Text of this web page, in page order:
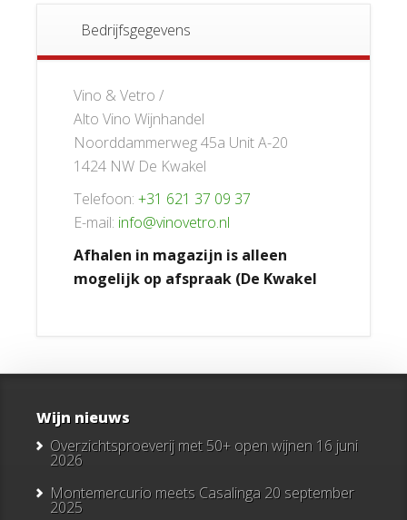
Bedrijfsgegevens
Vino & Vetro /
Alto Vino Wijnhandel
Noorddammerweg 45a Unit A-20
1424 NW De Kwakel
Telefoon: +31 621 37 09 37
E-mail: info@vinovetro.nl
Afhalen in magazijn is alleen
mogelijk op afspraak (De Kwakel
Wijn nieuws
Overzichtsproeverij met 50+ open wijnen 16 juni
2026
Montemercurio meets Casalinga 20 september
2025